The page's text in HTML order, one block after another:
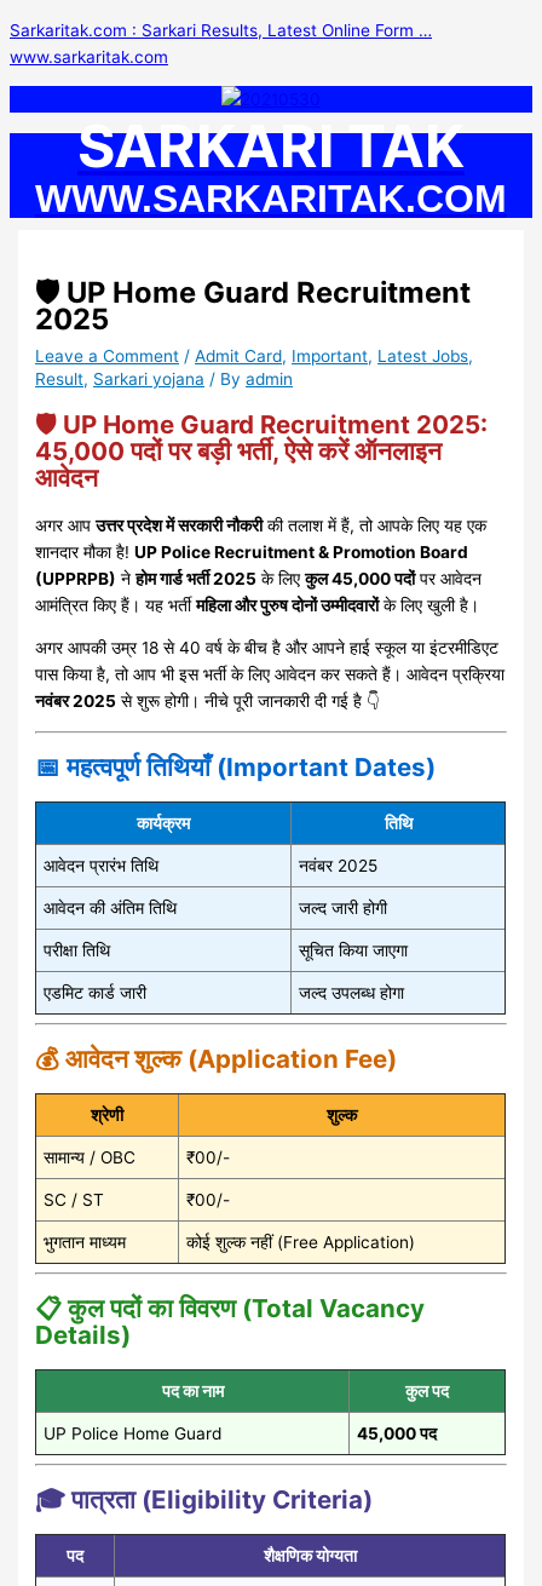
to
content
Sarkaritak.com : Sarkari Results, Latest Online Form …
www.sarkaritak.com
SARKARI TAK
WWW.SARKARITAK.COM
🛡️ UP Home Guard Recruitment
2025
Leave a Comment /Admit Card, Important, Latest Jobs,
Result, Sarkari yojana / Byadmin
🛡️ UP Home Guard Recruitment 2025:
45,000 पदों पर बड़ी भर्ती, ऐसे करें ऑनलाइन
आवेदन
अगर आपउत्तर प्रदेश में सरकारी नौकरीकी तलाश में हैं, तो आपके लिए यह एक
शानदार मौका है!UP Police Recruitment & Promotion Board
(UPPRPB) नेहोम गार्ड भर्ती 2025 के लिएकुल 45,000 पदोंपर आवेदन
आमंत्रित किए हैं। यह भर्तीमहिला और पुरुष दोनों उम्मीदवारोंके लिए खुली है।
अगर आपकी उम्र 18 से 40 वर्ष के बीच है और आपने हाई स्कूल या इंटरमीडिएट
पास किया है, तो आप भी इस भर्ती के लिए आवेदन कर सकते हैं। आवेदन प्रक्रिया
नवंबर 2025 से शुरू होगी। नीचे पूरी जानकारी दी गई है 👇
📅 महत्वपूर्ण तिथियाँ (Important Dates)
कार्यक्रम तिथि
आवेदन प्रारंभ तिथि नवंबर 2025
आवेदन की अंतिम तिथि जल्द जारी होगी
परीक्षा तिथि सूचित किया जाएगा
एडमिट कार्ड जारी जल्द उपलब्ध होगा
💰 आवेदन शुल्क (Application Fee)
श्रेणी शुल्क
सामान्य / OBC ₹00/-
SC / ST ₹00/-
भुगतान माध्यम कोई शुल्क नहीं (Free Application)
📋 कुल पदों का विवरण (Total Vacancy
Details)
पद का नाम कुल पद
UP Police Home Guard 45,000 पद
🎓 पात्रता (Eligibility Criteria)
पद शैक्षणिक योग्यता
r
f
r
: